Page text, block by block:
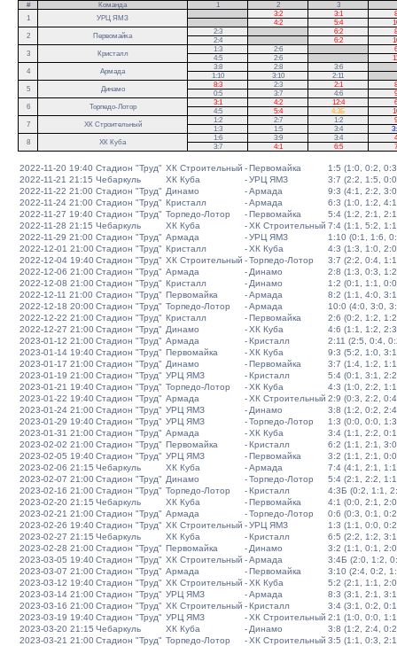
# Команда 1 2 3
1
УРЦ ЯМЗ
3:2 3:1
4:2 5:4
2
Первомайка
2:3 6:2
2:4
6:2
3
Кристалл
1:3 2:6
4:5
2:6
4
Армада
3:8 2:8 3:6
1:10
3:10 2:11
5
Динамо
8:3 2:3 2:1
0:5
3:7 4:6
6
Торпедо-Лотор
3:1 4:2 12:4
4:5
5:4 4:3Б
7
ХК Строительный
1:2 2:7 1:2
1:3
1:5 3:4
8
ХК Куба
1:6 3:9 3:4
3:7
4:1 6:5
2022-11-20 19:40 Стадион "Труд" ХК Строительный -Первомайка
1:5 (1:0, 0:2,
2022-11-21 21:15 Чебаркуль ХК Куба -УРЦ ЯМЗ
3:7 (2:2, 1:5,
2022-11-22 21:00 Стадион "Труд" Динамо -Армада
9:3 (4:1, 2:2,
2022-11-24 21:00 Стадион "Труд" Кристалл -Армада
6:3 (1:0, 1:2,
2022-11-27 19:40 Стадион "Труд" Торпедо-Лотор -Первомайка
5:4 (1:2, 2:1,
2022-11-28 21:15 Чебаркуль ХК Куба -ХК Строительный 7:4 (1:1, 5:2,
2022-11-29 21:00 Стадион "Труд" Армада -УРЦ ЯМЗ
1:10 (0:1, 1:6,
2022-12-01 21:00Стадион "Труд" Кристалл -ХК Куба
4:3 (1:3, 1:0,
2022-12-04 19:40Стадион "Труд" ХК Строительный -Торпедо-Лотор
3:7 (2:2, 0:4,
2022-12-06 21:00Стадион "Труд" Армада - Динамо
2:8 (1:3, 0:3,
2022-12-08 21:00Стадион "Труд" Кристалл - Динамо
1:2 (0:1, 1:1,
2022-12-11 21:00 Стадион "Труд" Первомайка -Армада
8:2 (1:1, 4:0,
2022-12-18 20:00Стадион "Труд" Торпедо-Лотор -Армада
10:0 (4:0, 3:0,
2022-12-22 21:00Стадион "Труд" Кристалл -Первомайка
2:6 (0:2, 1:2,
2022-12-27 21:00Стадион "Труд" Динамо -ХК Куба
4:6 (1:1, 1:2,
2023-01-12 21:00Стадион "Труд" Армада -Кристалл
2:11 (2:5, 0:4,
2023-01-14 19:40Стадион "Труд" Первомайка -ХК Куба
9:3 (5:2, 1:0,
2023-01-17 21:00Стадион "Труд" Динамо -Первомайка
3:7 (1:4, 1:2,
2023-01-19 21:00Стадион "Труд" УРЦ ЯМЗ -Кристалл
5:4 (0:1, 3:1,
2023-01-21 19:40Стадион "Труд" Торпедо-Лотор -ХК Куба
4:3 (1:0, 2:2,
2023-01-22 19:40Стадион "Труд" Армада -ХК Строительный 2:9 (0:3, 2:2,
2023-01-24 21:00Стадион "Труд" УРЦ ЯМЗ - Динамо
3:8 (1:2, 0:2,
2023-01-29 19:40Стадион "Труд" УРЦ ЯМЗ -Торпедо-Лотор
1:3 (0:0, 0:0,
2023-01-31 21:00Стадион "Труд" Армада -ХК Куба
3:4 (1:1, 2:2,
2023-02-02 21:00Стадион "Труд" Первомайка -Кристалл
6:2 (1:1, 2:1,
2023-02-05 19:40Стадион "Труд" УРЦ ЯМЗ -Первомайка
3:2 (1:1, 2:1,
2023-02-06 21:15 Чебаркуль ХК Куба -Армада
7:4 (4:1, 2:1,
2023-02-07 21:00Стадион "Труд" Динамо -Торпедо-Лотор
5:4 (2:1, 2:2,
2023-02-16 21:00Стадион "Труд" Торпедо-Лотор -Кристалл
4:3Б (0:2, 1:1,
2023-02-20 21:15 Чебаркуль ХК Куба -Первомайка
4:1 (0:0, 2:1,
2023-02-21 21:00Стадион "Труд" Армада -Торпедо-Лотор
0:6 (0:3, 0:1,
2023-02-26 19:40Стадион "Труд" ХК Строительный -УРЦ ЯМЗ
1:3 (1:1, 0:0,
2023-02-27 21:15 Чебаркуль ХК Куба -Кристалл
6:5 (2:2, 1:2,
2023-02-28 21:00Стадион "Труд" Первомайка - Динамо
3:2 (1:1, 0:1,
2023-03-05 19:40Стадион "Труд" ХК Строительный -Армада
3:4Б (2:0, 1:2,
2023-03-07 21:00Стадион "Труд" Армада -Первомайка
3:10 (2:4, 0:2,
2023-03-12 19:40Стадион "Труд" ХК Строительный -ХК Куба
5:2 (2:1, 1:1,
2023-03-14 21:00Стадион "Труд" УРЦ ЯМЗ -Армада
8:3 (3:1, 2:1,
2023-03-16 21:00Стадион "Труд" ХК Строительный -Кристалл
3:4 (3:1, 0:2,
2023-03-19 19:40Стадион "Труд" УРЦ ЯМЗ -ХК Строительный 2:1 (1:0, 0:0,
2023-03-20 21:15 Чебаркуль ХК Куба - Динамо
3:8 (1:2, 2:4,
2023-03-21 21:00Стадион "Труд" Торпедо-Лотор -ХК Строительный 3:5 (1:1, 0:3,